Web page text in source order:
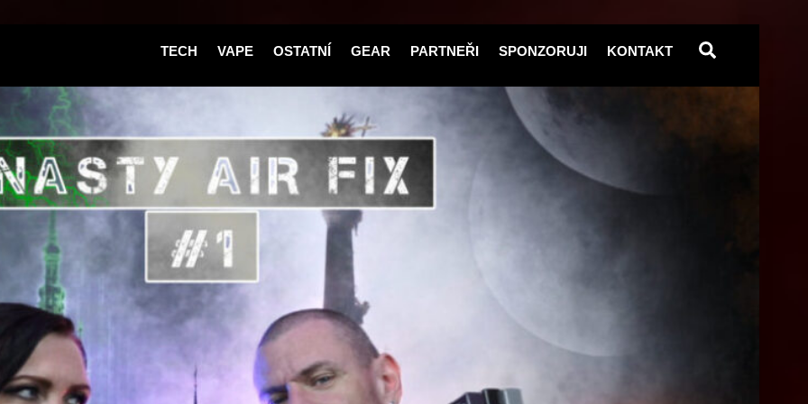
TECH VAPE OSTATNÍ GEAR PARTNEŘI SPONZORUJI KONTAKT